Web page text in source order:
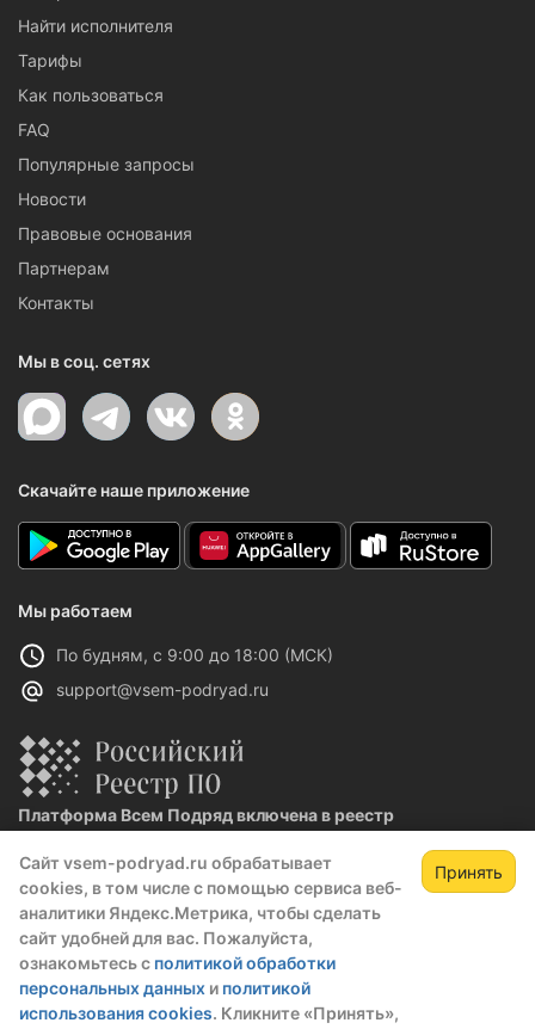
Сайт vsem-podryad.ru обрабатывает
cookies, в том числе с помощью сервиса веб-
аналитики Яндекс.Метрика, чтобы сделать
сайт удобней для вас. Пожалуйста,
ознакомьтесь с политикой обработки
персональных данных и политикой
использования cookies. Кликните «Принять»,
Принять
Найти исполнителя
Тарифы
Как пользоваться
FAQ
Популярные запросы
Новости
Правовые основания
Партнерам
Контакты
Мы в соц. сетях
Скачайте наше приложение
Мы работаем
По будням, с 9:00 до 18:00 (МСК)
support@vsem-podryad.ru
Платформа Всем Подряд включена в реестр
Реестровая запись №32021 от 06.02.2026
Политика конфиденциальности
О компании